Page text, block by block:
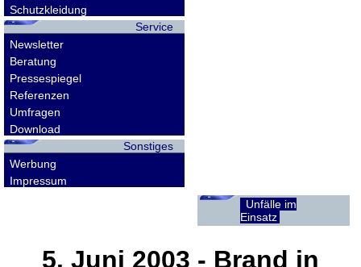
Schutzkleidung
Service
Newsletter
Beratung
Pressespiegel
Referenzen
Umfragen
Download
Sonstiges
Werbung
Impressum
Unfälle im
Einsatz
5. Juni 2003 - Brand in